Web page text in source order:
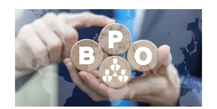
Explorando BPO: Una
visión completa de la
externalización de
procesos empresariales
Administración y Finanzas BPA BPM Capacidades
EE.UU.
Industrias Latam Procesos y operaciones
Puesta en marcha Regiones Servicios